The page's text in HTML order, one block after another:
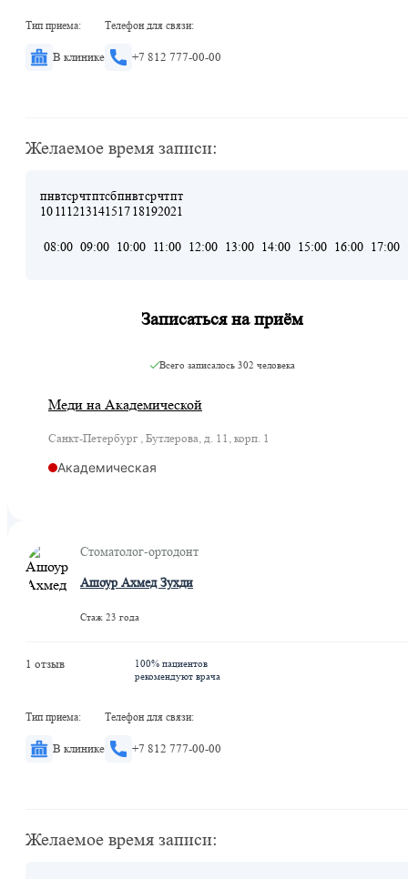
Тип приема:
В клинике
Телефон для связи:
+7 812 777-00-00
Желаемое время записи:
пн
10
вт
11
ср
12
чт
13
пт
14
сб
15
пн
17
вт
18
ср
19
чт
20
пт
21
08:00 09:00 10:00 11:00 12:00 13:00 14:00 15:00 16:00 17:00
Записаться на приём
Всего записалось302 человека
Меди на Академической
Санкт-Петербург , Бутлерова, д. 11, корп. 1
Академическая
Стоматолог-ортодонт
Ашоур Ахмед Зухди
Стаж 23 года
1 отзыв
100% пациентов
рекомендуют врача
Тип приема:
В клинике
Телефон для связи:
+7 812 777-00-00
Желаемое время записи: